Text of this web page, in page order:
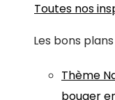
Toutes nos
Les bons
Thème
bouger